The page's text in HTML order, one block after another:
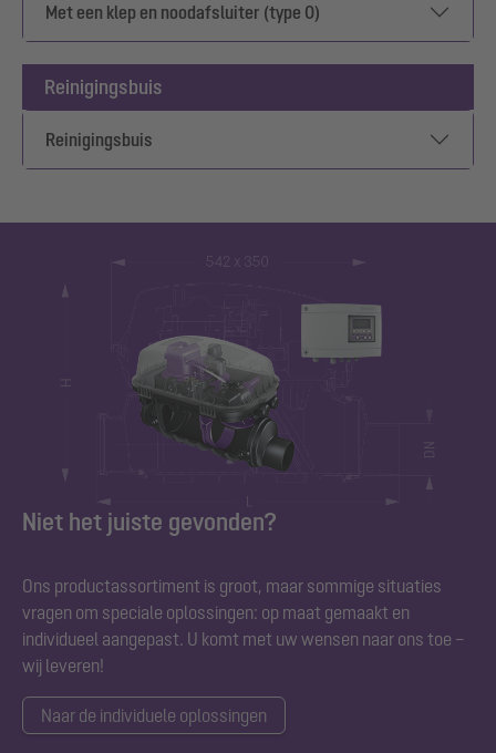
Met een klep en noodafsluiter (type 0)
Reinigingsbuis
Reinigingsbuis
Niet het juiste gevonden?
Ons productassortiment is groot, maar sommige situaties
vragen om speciale oplossingen: op maat gemaakt en
individueel aangepast. U komt met uw wensen naar ons toe –
wij leveren!
Naar de individuele oplossingen